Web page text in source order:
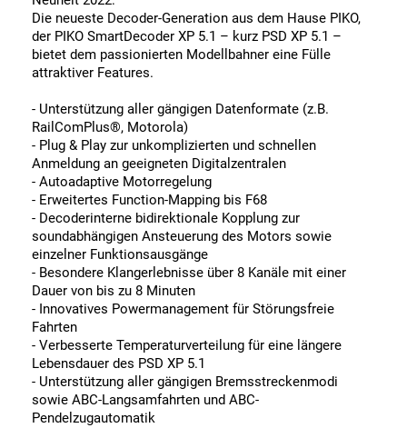
Die neueste Decoder-Generation aus dem Hause PIKO,
der PIKO SmartDecoder XP 5.1 – kurz PSD XP 5.1 –
bietet dem passionierten Modellbahner eine Fülle
attraktiver Features.
- Unterstützung aller gängigen Datenformate (z.B.
RailComPlus®, Motorola)
- Plug & Play zur unkomplizierten und schnellen
Anmeldung an geeigneten Digitalzentralen
- Autoadaptive Motorregelung
- Erweitertes Function-Mapping bis F68
- Decoderinterne bidirektionale Kopplung zur
soundabhängigen Ansteuerung des Motors sowie
einzelner Funktionsausgänge
- Besondere Klangerlebnisse über 8 Kanäle mit einer
Dauer von bis zu 8 Minuten
- Innovatives Powermanagement für Störungsfreie
Fahrten
- Verbesserte Temperaturverteilung für eine längere
Lebensdauer des PSD XP 5.1
- Unterstützung aller gängigen Bremsstreckenmodi
sowie ABC-Langsamfahrten und ABC-
Pendelzugautomatik